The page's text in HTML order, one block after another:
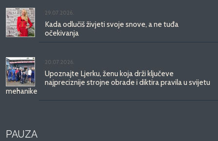
29.07.2026.
Kada odlučiš živjeti svoje snove, a ne tuđa
očekivanja
20.07.2026.
Upoznajte Ljerku, ženu koja drži ključeve
najpreciznije strojne obrade i diktira pravila u svijetu
mehanike
PAUZA